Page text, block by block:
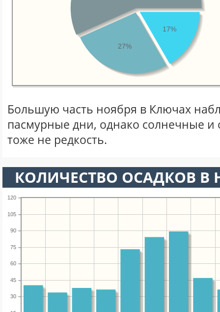
17%
27%
Большую часть ноября в Ключах
пасмурные дни, однако солнечные
тоже не редкость.
КОЛИЧЕСТВО ОСАДКОВ В
30
45
60
75
90
105
120